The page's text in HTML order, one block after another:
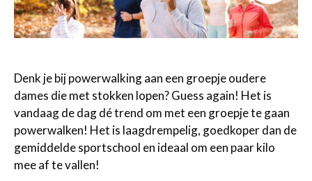
Denk je bij powerwalking aan een groepje oudere
dames die met stokken lopen? Guess again! Het is
vandaag de dag dé trend om met een groepje te gaan
powerwalken! Het is laagdrempelig, goedkoper dan de
gemiddelde sportschool en ideaal om een paar kilo
mee af te vallen!